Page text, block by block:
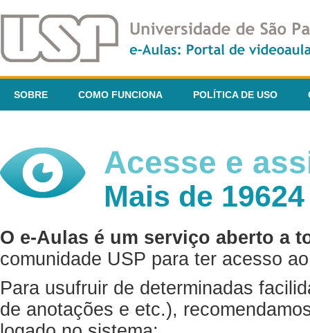
SOBRE COMO FUNCIONA POLÍTICA DE USO
Acesse e
Mais de
O e-Aulas é um serviço aberto a
comunidade USP para ter acesso
Para usufruir de determinadas
de anotações e etc.),